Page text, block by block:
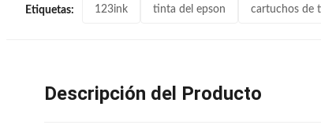
Etiquetas: 123ink tinta del epson cartuchos de
Descripción del Producto